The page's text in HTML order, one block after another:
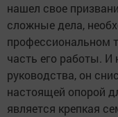
нашел свое
сложные дела,
профессиональном
часть его работы. И
руководства, он
настоящей опорой
является крепкая